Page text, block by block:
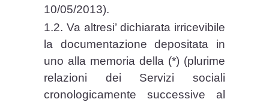
10/05/2013).
1.2. Va altresi’ dichiarata irricevibile
la documentazione depositata in
uno alla memoria della (*) (plurime
relazioni dei Servizi sociali
cronologicamente successive al